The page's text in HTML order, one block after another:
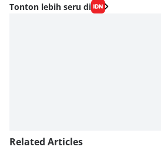
Tonton lebih seru di
Related Articles